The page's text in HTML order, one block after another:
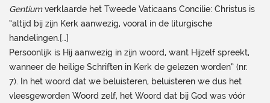
Gentiumverklaarde het Tweede Vaticaans Concilie: Christus is
“altijd bij zijn Kerk aanwezig, vooral in de liturgische
handelingen.[…]
Persoonlijk is Hij aanwezig in zijn woord, want Hijzelf spreekt,
wanneer de heilige Schriften in Kerk de gelezen worden” (nr.
7).
In het woord dat we beluisteren, beluisteren we dus het
vleesgeworden Woord zelf, het Woord dat bij God was vóór